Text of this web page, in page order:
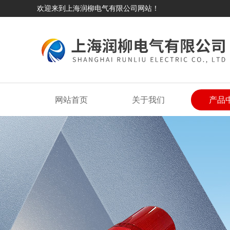
欢迎来到上海润柳电气有限公司网站！
网站首页 关于我们 产品